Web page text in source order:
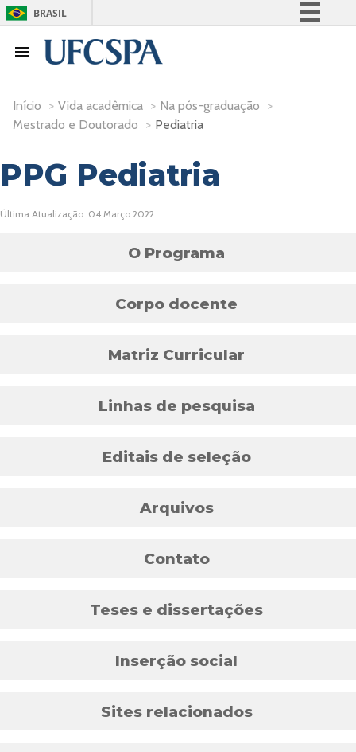
BRASIL
Acesso à informação
Início > Vida acadêmica > Na pós-graduação >
Mestrado e Doutorado > Pediatria
PPG Pediatria
Última Atualização: 04 Março 2022
O Programa
Corpo docente
Matriz Curricular
Linhas de pesquisa
Editais de seleção
Arquivos
Contato
Teses e dissertações
Inserção social
Sites relacionados